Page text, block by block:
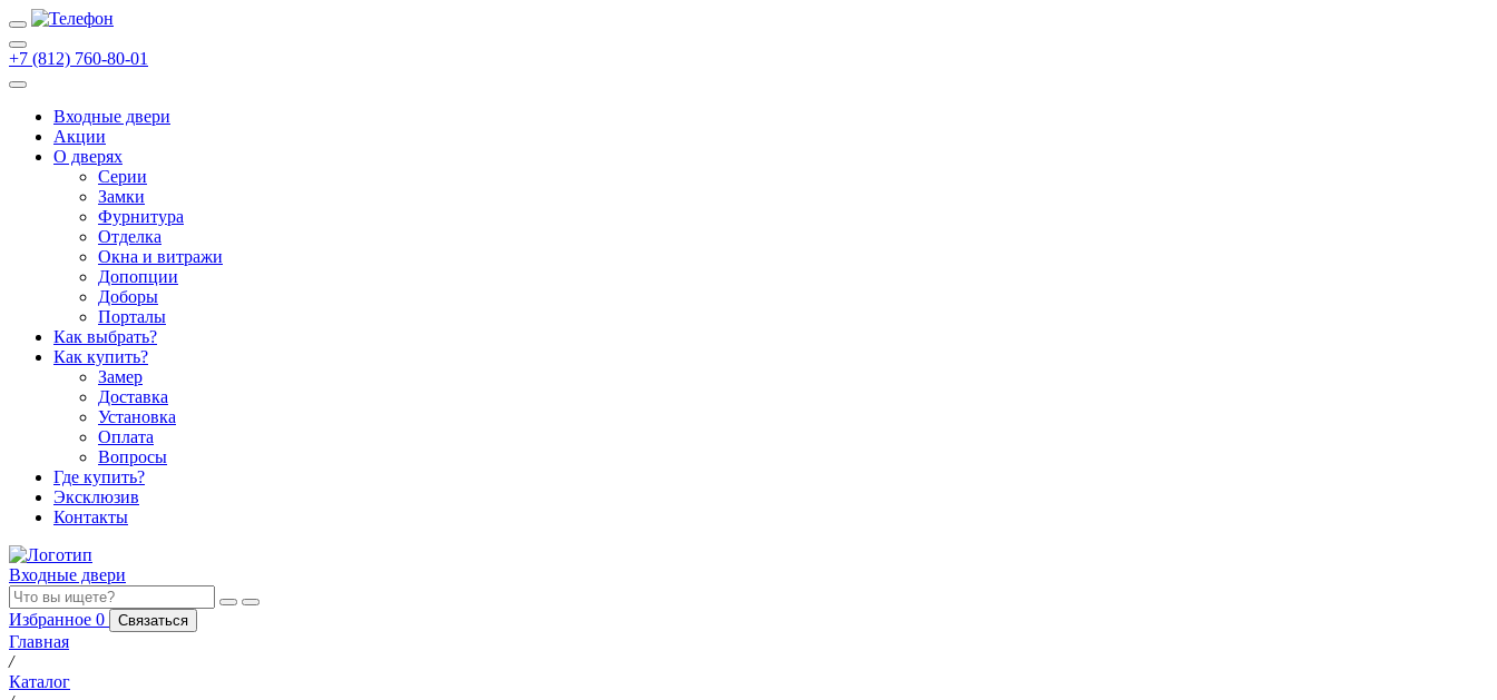
+7 (812) 760-80-01
Входные двери
Акции
О дверях
Cерии
Замки
Фурнитура
Отделка
Окна и витражи
Допопции
Доборы
Порталы
Как выбрать?
Как купить?
Замер
Доставка
Установка
Оплата
Вопросы
Где купить?
Эксклюзив
Контакты
Входные двери
Избранное 0 Связаться
Главная
/
Каталог